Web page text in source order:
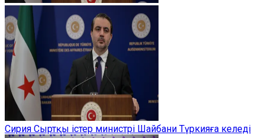
Сирия Сыртқы істер министрі Шайбани Түркияға келеді